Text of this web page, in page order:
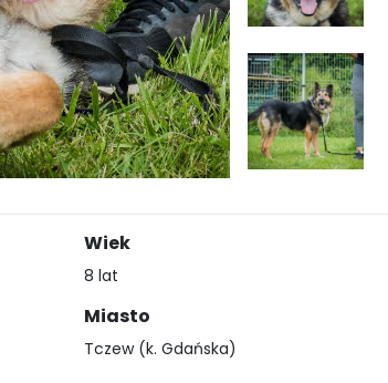
Wiek
8 lat
Miasto
Tczew (k. Gdańska)